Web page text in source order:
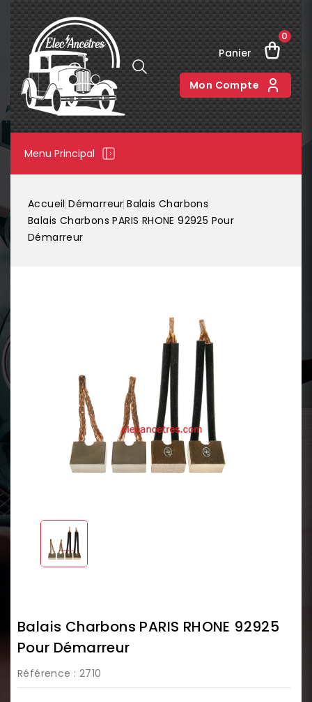
Panier
0
Mon Compte
Menu Principal
Accueil Démarreur Balais Charbons
Balais Charbons PARIS RHONE 92925 Pour
Démarreur
Balais Charbons PARIS RHONE 92925
Pour Démarreur
Référence : 2710